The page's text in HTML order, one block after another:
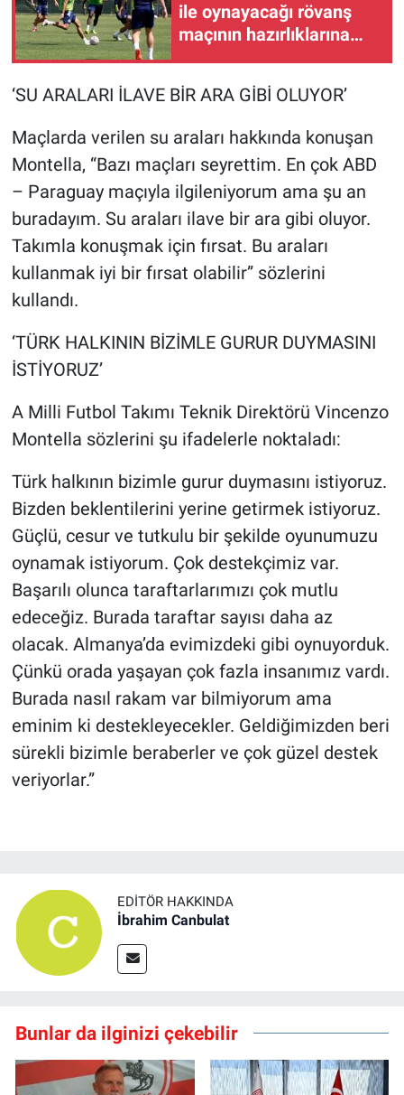
ile oynayacağı rövanş
maçının hazırlıklarına
‘SU ARALARI İLAVE BİR ARA GİBİ OLUYOR’
Maçlarda verilen su araları hakkında konuşan
Montella, “Bazı maçları seyrettim. En çok ABD
– Paraguay maçıyla ilgileniyorum ama şu an
buradayım. Su araları ilave bir ara gibi oluyor.
Takımla konuşmak için fırsat. Bu araları
kullanmak iyi bir fırsat olabilir” sözlerini
kullandı.
‘TÜRK HALKININ BİZİMLE GURUR DUYMASINI
İSTİYORUZ’
A Milli Futbol Takımı Teknik Direktörü Vincenzo
Montella sözlerini şu ifadelerle noktaladı:
Türk halkının bizimle gurur duymasını istiyoruz.
Bizden beklentilerini yerine getirmek istiyoruz.
Güçlü, cesur ve tutkulu bir şekilde oyunumuzu
oynamak istiyorum. Çok destekçimiz var.
Başarılı olunca taraftarlarımızı çok mutlu
edeceğiz. Burada taraftar sayısı daha az
olacak. Almanya’da evimizdeki gibi oynuyorduk.
Çünkü orada yaşayan çok fazla insanımız vardı.
Burada nasıl rakam var bilmiyorum ama
eminim ki destekleyecekler. Geldiğimizden beri
sürekli bizimle beraberler ve çok güzel destek
veriyorlar.”
EDITÖR HAKKINDA
İbrahim Canbulat
Bunlar da ilginizi çekebilir